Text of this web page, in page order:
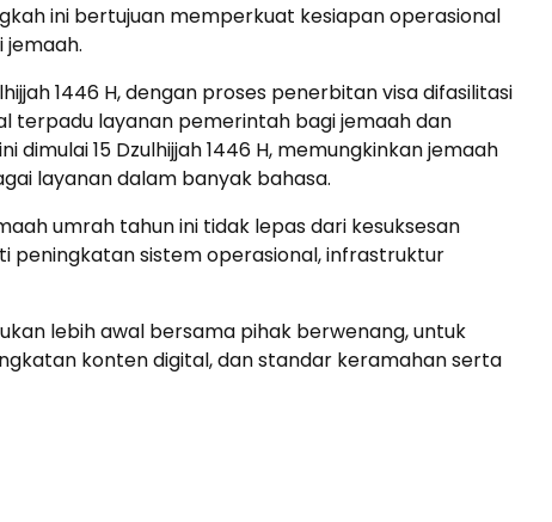
ini bertujuan memperkuat kesiapan operasional
1446 H, dengan proses penerbitan visa difasilitasi
terpadu layanan pemerintah bagi jemaah dan
dimulai 15 Dzulhijjah 1446 H, memungkinkan jemaah
layanan dalam banyak bahasa.
umrah tahun ini tidak lepas dari kesuksesan
peningkatan sistem operasional, infrastruktur
lebih awal bersama pihak berwenang, untuk
konten digital, dan standar keramahan serta
Saudi Arabia 12 Hari